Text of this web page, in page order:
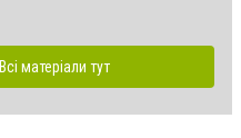
Всі матеріали тут